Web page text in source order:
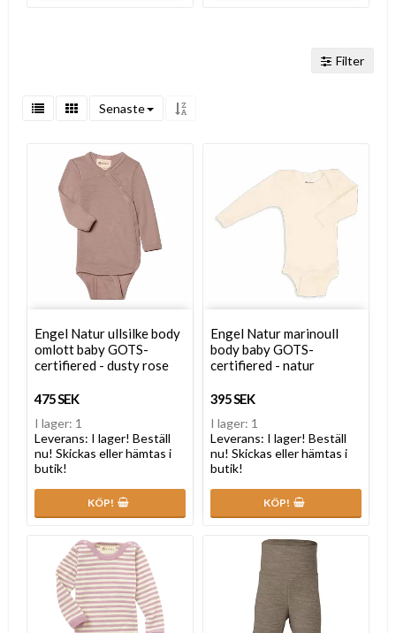
Filter
Senaste
Engel Natur ullsilke body
omlott baby GOTS-
certifiered - dusty rose
475 SEK
I lager: 1
Leverans: I lager! Beställ
nu! Skickas eller hämtas i
butik!
KÖP!
Engel Natur marinoull
body baby GOTS-
certifiered - natur
395 SEK
I lager: 1
Leverans: I lager! Beställ
nu! Skickas eller hämtas i
butik!
KÖP!